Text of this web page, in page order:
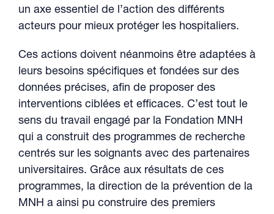
un axe essentiel de l’action des différents
acteurs pour mieux protéger les hospitaliers.
Ces actions doivent néanmoins être adaptées à
leurs besoins spécifiques et fondées sur des
données précises, afin de proposer des
interventions ciblées et efficaces. C’est tout le
sens du travail engagé par la Fondation MNH
qui a construit des programmes de recherche
centrés sur les soignants avec des partenaires
universitaires. Grâce aux résultats de ces
programmes, la direction de la prévention de la
MNH a ainsi pu construire des premiers